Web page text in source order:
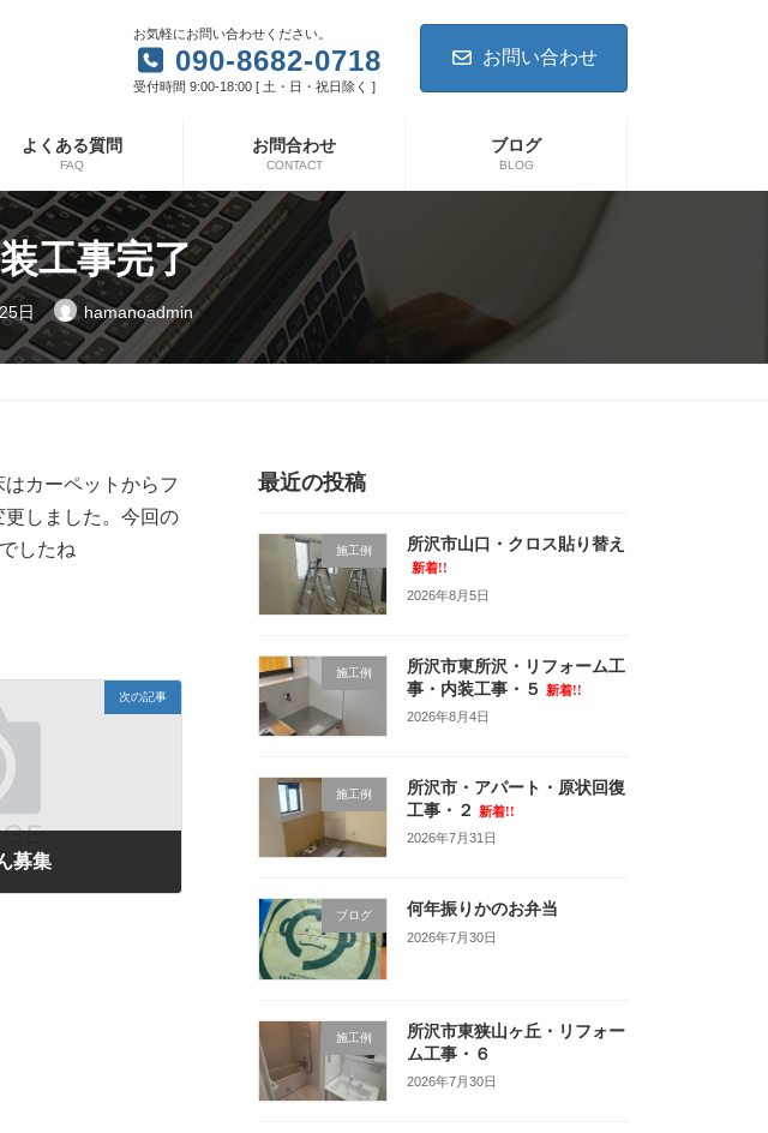
お気軽にお問い合わせください。
090-8682-0718
受付時間 9:00-18:00 [ 土・日・祝日除く ]
お問い合わせ
よくある質問
FAQ
お問合わせ
CONTACT
ブログ
BLOG
工事完了
日 hamanoadmin
カーペットからフ
しました。今回の
したね
次の記事
募集
最近の投稿
施工例 所沢市山口・クロス貼り替え
新着!!
2026年8月5日
施工例
所沢市東所沢・リフォーム工
事・内装工事・５
新着!!
2026年8月4日
施工例
所沢市・アパート・原状回復
工事・２
新着!!
2026年7月31日
ブログ 何年振りかのお弁当
2026年7月30日
施工例
所沢市東狭山ヶ丘・リフォー
ム工事・６
2026年7月30日